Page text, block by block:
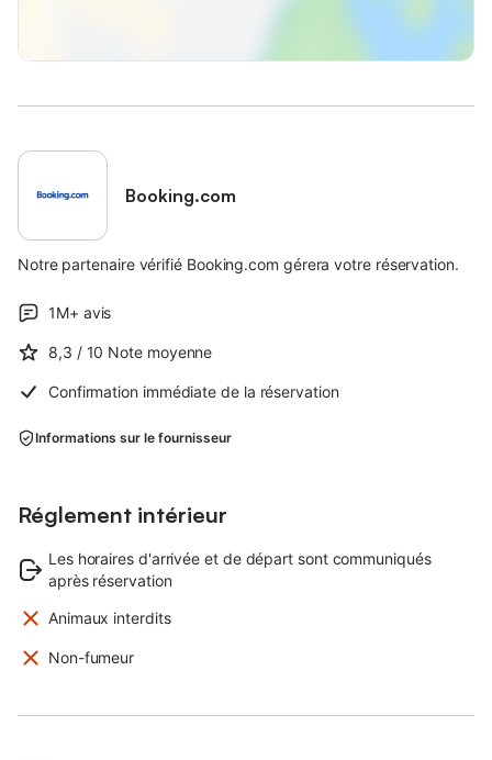
Booking.com
Notre partenaire vérifié Booking.com gérera votre réservation.
1M+ avis
8,3 / 10 Note moyenne
Confirmation immédiate de la réservation
Informations sur le fournisseur
Réglement intérieur
Les horaires d'arrivée et de départ sont communiqués
après réservation
Animaux interdits
Non-fumeur